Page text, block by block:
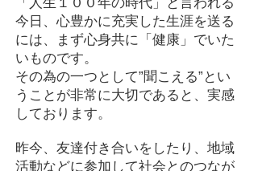
今日、心豊かに充実した生涯を送る
には、まず心身共に「健康」でいた
いものです。
その為の一つとして”聞こえる”とい
うことが非常に大切であると、実感
しております。
昨今、友達付き合いをしたり、地域
活動などに参加して社会とのつなが